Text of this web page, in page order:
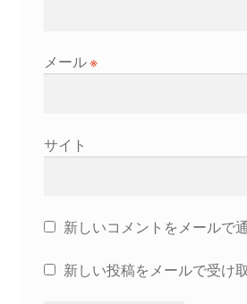
メール※
サイト
新しいコメントをメールで
新しい投稿をメールで受け